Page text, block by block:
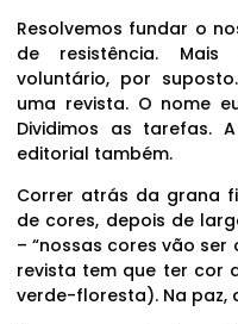
Resolvemos fundar o
de resistência.
voluntário, por
uma revista. O nome
Dividimos as tarefas.
editorial também.
Correr atrás da grana
de cores, depois de
– “nossas cores vão
revista tem que ter cor
verde-floresta). Na paz,